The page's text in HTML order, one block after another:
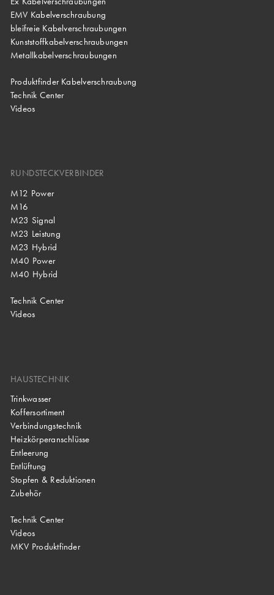
EMV Kabelverschraubung
bleifreie Kabelverschraubungen
Kunststoffkabelverschraubungen
Metallkabelverschraubungen
Produktfinder Kabelverschraubung
Technik Center
Videos
RUNDSTECKVERBINDER
M12 Power
M16
M23 Signal
M23 Leistung
M23 Hybrid
M40 Power
M40 Hybrid
Technik Center
Videos
HAUSTECHNIK
Trinkwasser
Koffersortiment
Verbindungstechnik
Heizkörperanschlüsse
Entleerung
Entlüftung
Stopfen & Reduktionen
Zubehör
Technik Center
Videos
MKV Produktfinder